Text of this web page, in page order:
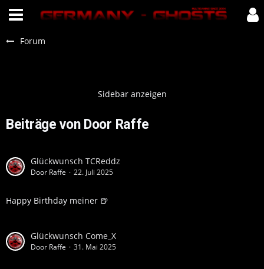
Forum
Beiträge von Door Raffe
Glückwunsch TCReddz
Door Raffe 22. Juli 2025
Happy Birthday meiner 🍺
Glückwunsch Come_X
Door Raffe 31. Mai 2025